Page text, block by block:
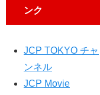
ンク
JCP TOKYO チャ
ンネル
JCP Movie